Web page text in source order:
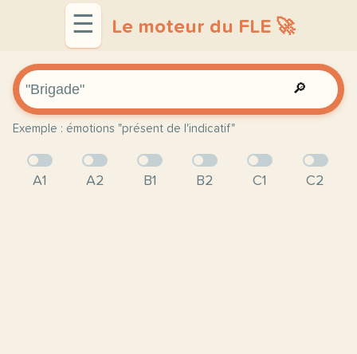
☰ Le moteur du FLE 🚀
🔎
Exemple : émotions "présent de l'indicatif"
A1 A2 B1 B2 C1 C2